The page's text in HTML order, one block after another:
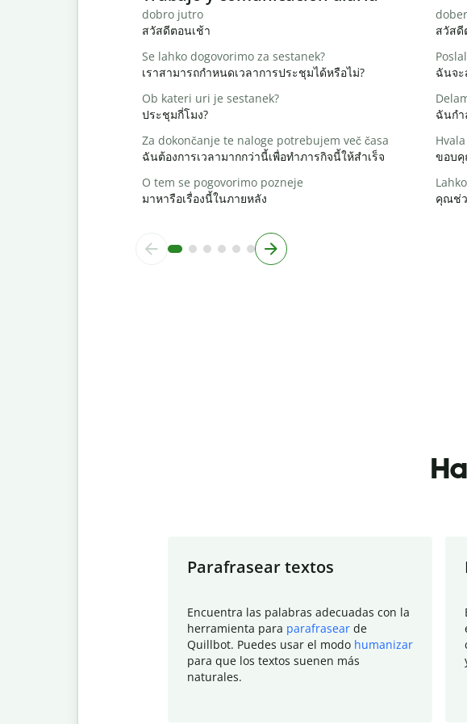
dobro jutro
สวัสดีตอนเช้า
สวัสดี
Se lahko dogovorimo za sestanek?
เราสามารถกำหนดเวลาการประชุมได้หรือไม่?
ฉันจะ
Ob kateri uri je sestanek?
ประชุมกี่โมง?
ฉันกำ
Za dokončanje te naloge potrebujem več časa
ฉันต้องการเวลามากกว่านี้เพื่อทำภารกิจนี้ให้สำเร็จ
ขอบคุ
O tem se pogovorimo pozneje
มาหารือเรื่องนี้ในภายหลัง
คุณช่
Parafrasear textos
Encuentra las palabras adecuadas con la
herramienta para parafrasear de
Quillbot. Puedes usar el modo humanizar
para que los textos suenen más
naturales.